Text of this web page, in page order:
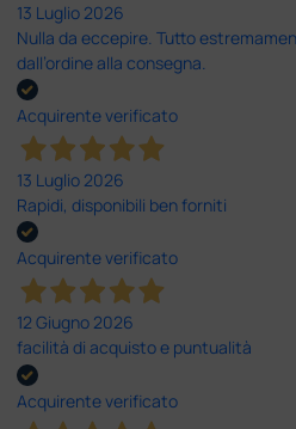
13 Luglio 2026
Nulla da eccepire. Tutto
dall’ordine alla consegna.
Acquirente verificato
13 Luglio 2026
Rapidi, disponibili ben forniti
Acquirente verificato
12 Giugno 2026
facilità di acquisto e puntualità
Acquirente verificato